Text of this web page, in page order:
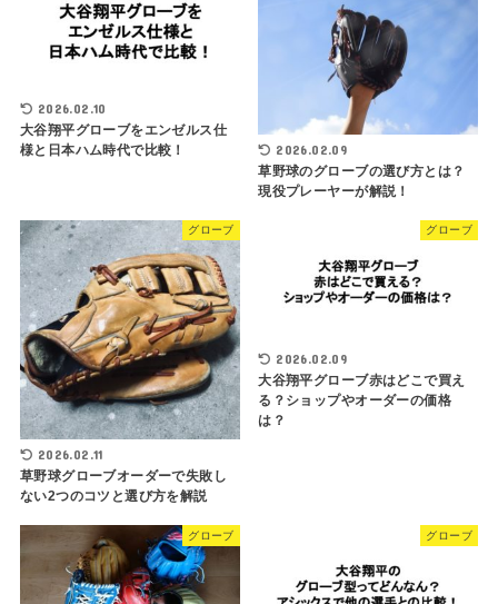
2026.02.10
大谷翔平グローブをエンゼルス仕
様と日本ハム時代で比較！
2026.02.09
草野球のグローブの選び方とは？
現役プレーヤーが解説！
グローブ
2026.02.11
草野球グローブオーダーで失敗し
ない2つのコツと選び方を解説
グローブ
2026.02.09
大谷翔平グローブ赤はどこで買え
る？ショップやオーダーの価格
は？
グローブ グローブ